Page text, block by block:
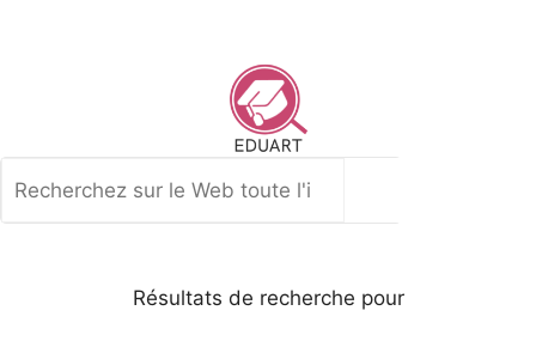
Résultats de recherche pour